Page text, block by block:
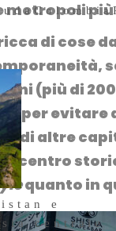
Colombia
e
centrale
di cose
,
(più di
per
di altre
centro
quanto in